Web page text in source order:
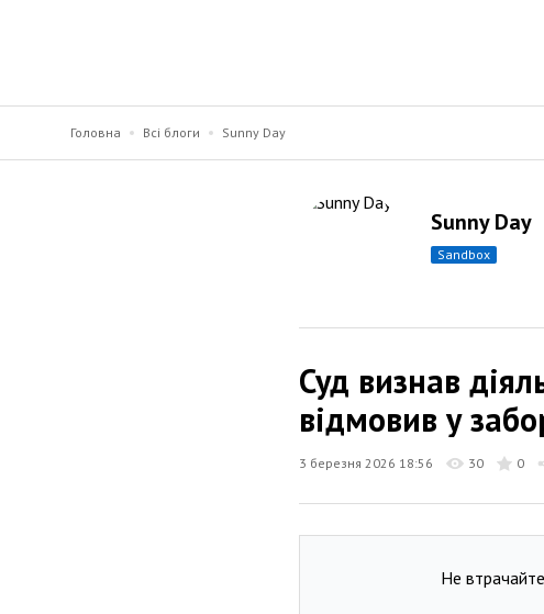
Головна Всі блоги Sunny Day
Sunny Day
sandbox
Суд визнав
відмовив у
3 березня 2026 18:56 30 0
Не